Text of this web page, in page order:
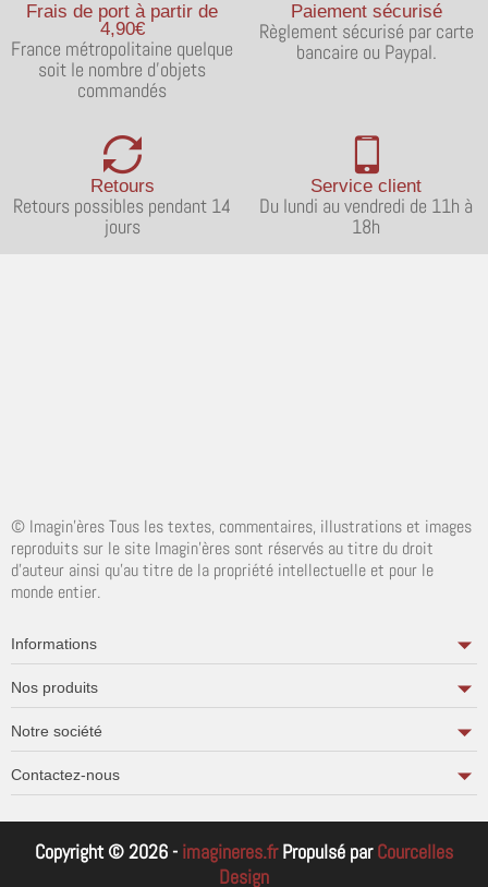
Frais de port à partir de
4,90€
France métropolitaine quelque
soit le nombre d'objets
commandés
Paiement sécurisé
Règlement sécurisé par carte
bancaire ou Paypal.
Retours
Retours possibles pendant 14
jours
Service client
Du lundi au vendredi de 11h à
18h
© Imagin'ères Tous les textes, commentaires, illustrations et images
reproduits sur le site Imagin'ères sont réservés au titre du droit
d'auteur ainsi qu'au titre de la propriété intellectuelle et pour le
monde entier.
Informations
Nos produits
Notre société
Contactez-nous
Copyright © 2026 - imagineres.frPropulsé parCourcelles
Design